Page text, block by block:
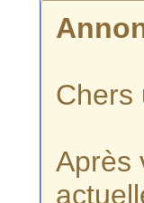
Chers
Après